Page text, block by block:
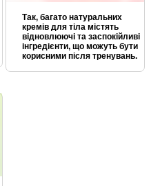
Так, багато натуральних
кремів для тіла містять
відновлюючі та заспокійливі
інгредієнти, що можуть бути
корисними після тренувань.